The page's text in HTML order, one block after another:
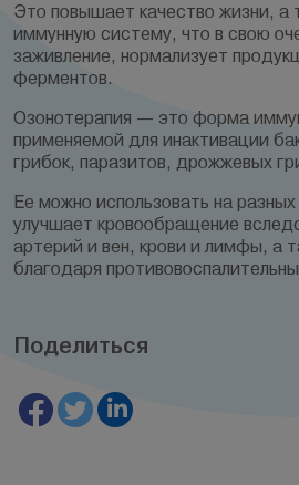
Это повышает качество жизни, а
иммунную систему, что в свою
заживление, нормализует
ферментов.
Озонотерапия — это форма
применяемой для инактивации
грибок, паразитов, дрожжевых
Ее можно использовать на
улучшает кровообращение
артерий и вен, крови и лимфы, а
благодаря
Поделиться